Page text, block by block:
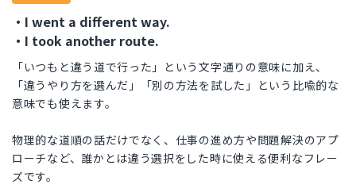
・I went a different way.
・I took another route.
「いつもと違う道で行った」という文字通りの意味に加え、
「違うやり方を選んだ」「別の方法を試した」という比喩的な
意味でも使えます。
物理的な道順の話だけでなく、仕事の進め方や問題解決のアプ
ローチなど、誰かとは違う選択をした時に使える便利なフレー
ズです。